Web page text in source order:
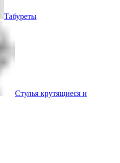
Табуреты
Стулья крутящиеся и